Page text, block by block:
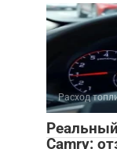
Расход
Camry: